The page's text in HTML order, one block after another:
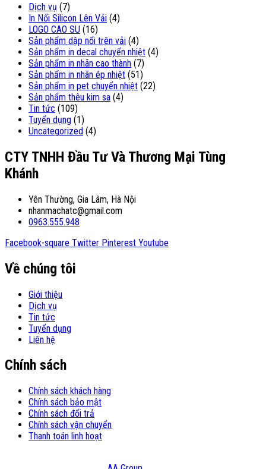
Dịch vụ (7)
In Nổi Silicon Lên Vải (4)
LOGO CAO SU (16)
Sản phẩm dập nổi trên vải (4)
Sản phẩm in decal chuyển nhiệt (4)
Sản phẩm in nhãn cao thành (7)
Sản phẩm in nhãn ép nhiệt (51)
Sản phẩm in pet chuyển nhiệt (22)
Sản phẩm thêu kim sa (4)
Tin tức (109)
Tuyển dụng (1)
Uncategorized (4)
CTY TNHH Đầu Tư Và Thương Mại Tùng
Khánh
Yên Thường, Gia Lâm, Hà Nội
nhanmachatc@gmail.com
0963.555.948
Facebook-square Twitter Pinterest Youtube
Về chúng tôi
Giới thiệu
Dịch vụ
Tin tức
Tuyển dụng
Liên hệ
Chính sách
Chính sách khách hàng
Chính sách bảo mật
Chính sách đổi trả
Chính sách vận chuyển
Thanh toán linh hoạt